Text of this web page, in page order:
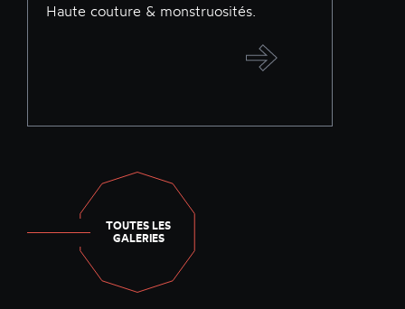
Haute couture & monstruosités.
TOUTES LES
GALERIES